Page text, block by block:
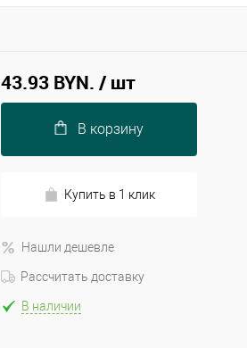
43.93 BYN. / шт
В корзину
Купить в 1 клик
Нашли дешевле
Рассчитать доставку
В наличии